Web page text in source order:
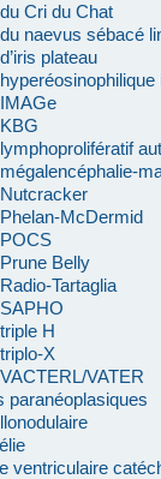
Cri du Chat
naevus sébacé
plateau
McDermid
Belly
Tartaglia
H
X
VATER
paranéoplasiques
ventriculaire